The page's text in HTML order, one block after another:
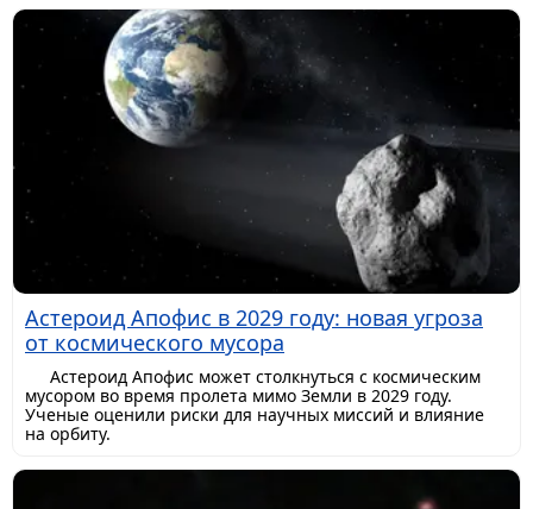
Астероид Апофис в 2029 году: новая угроза
от космического мусора
Астероид Апофис может столкнуться с космическим
мусором во время пролета мимо Земли в 2029 году.
Ученые оценили риски для научных миссий и влияние
на орбиту.